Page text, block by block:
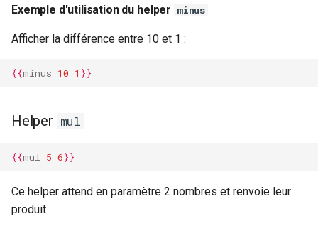
Exemple d'utilisation du helper minus
Afficher la différence entre 10 et 1 :
{{minus 10 1 }}
Helper mul
{{mul 5 6}}
Ce helper attend en paramètre 2 nombres et renvoie leur
produit